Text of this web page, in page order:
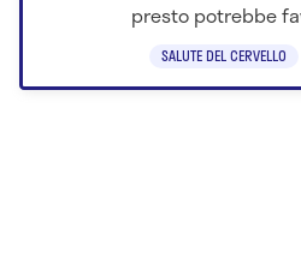
SALUTE DEL CERVELLO
presto potrebbe
cognitive negli